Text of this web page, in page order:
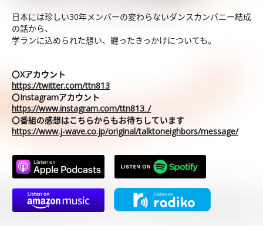
日本には珍しい30年メンバーの変わらないダンスカンパニー結成
の話から、
学ランに込められた想い、纏ったきっかけについても。
〇Xアカウント
https://twitter.com/ttn813
〇Instagramアカウント
https://www.instagram.com/ttn813_/
〇番組の感想はこちらからもお待ちしています
https://www.j-wave.co.jp/original/talktoneighbors/message/